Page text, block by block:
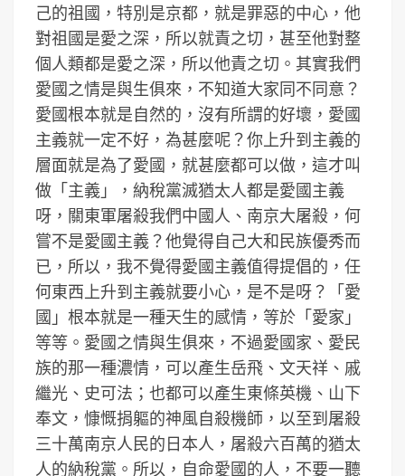
己的祖國，特別是京都，就是罪惡的中心，他
對祖國是愛之深，所以就責之切，甚至他對整
個人類都是愛之深，所以他責之切。其實我們
愛國之情是與生俱來，不知道大家同不同意？
愛國根本就是自然的，沒有所謂的好壞，愛國
主義就一定不好，為甚麼呢？你上升到主義的
層面就是為了愛國，就甚麼都可以做，這才叫
做「主義」，納稅黨滅猶太人都是愛國主義
呀，關東軍屠殺我們中國人、南京大屠殺，何
嘗不是愛國主義？他覺得自己大和民族優秀而
已，所以，我不覺得愛國主義值得提倡的，任
何東西上升到主義就要小心，是不是呀？「愛
國」根本就是一種天生的感情，等於「愛家」
等等。愛國之情與生俱來，不過愛國家、愛民
族的那一種濃情，可以產生岳飛、文天祥、戚
繼光、史可法；也都可以產生東條英機、山下
奉文，慷慨捐軀的神風自殺機師，以至到屠殺
三十萬南京人民的日本人，屠殺六百萬的猶太
人的納稅黨。所以，自命愛國的人，不要一聽